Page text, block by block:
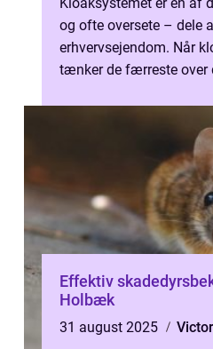
og ofte oversete – dele
erhvervsejendom. Når
tænker de færreste over
Effektiv
Holbæk
31 august 2025